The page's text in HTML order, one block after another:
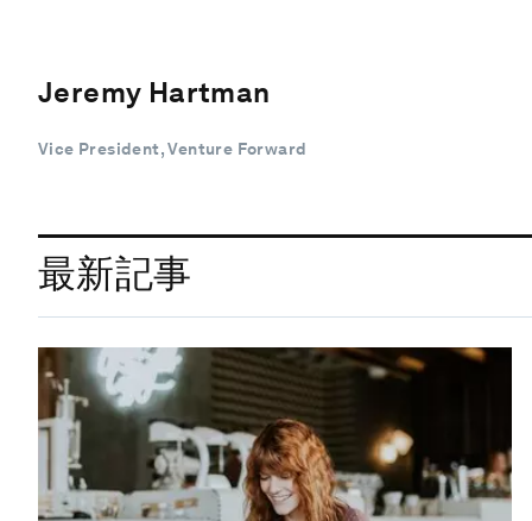
Jeremy Hartman
Vice President, Venture Forward
最新記事